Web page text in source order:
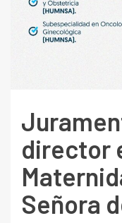
director
Señora